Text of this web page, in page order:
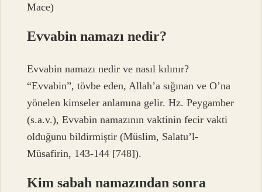
Mace)
Evvabin namazı nedir?
Evvabin namazı nedir ve nasıl kılınır?
“Evvabin”, tövbe eden, Allah’a sığınan ve O’na
yönelen kimseler anlamına gelir. Hz. Peygamber
(s.a.v.), Evvabin namazının vaktinin fecir vakti
olduğunu bildirmiştir (Müslim, Salatu’l-
Müsafirin, 143-144 [748]).
Kim sabah namazından sonra